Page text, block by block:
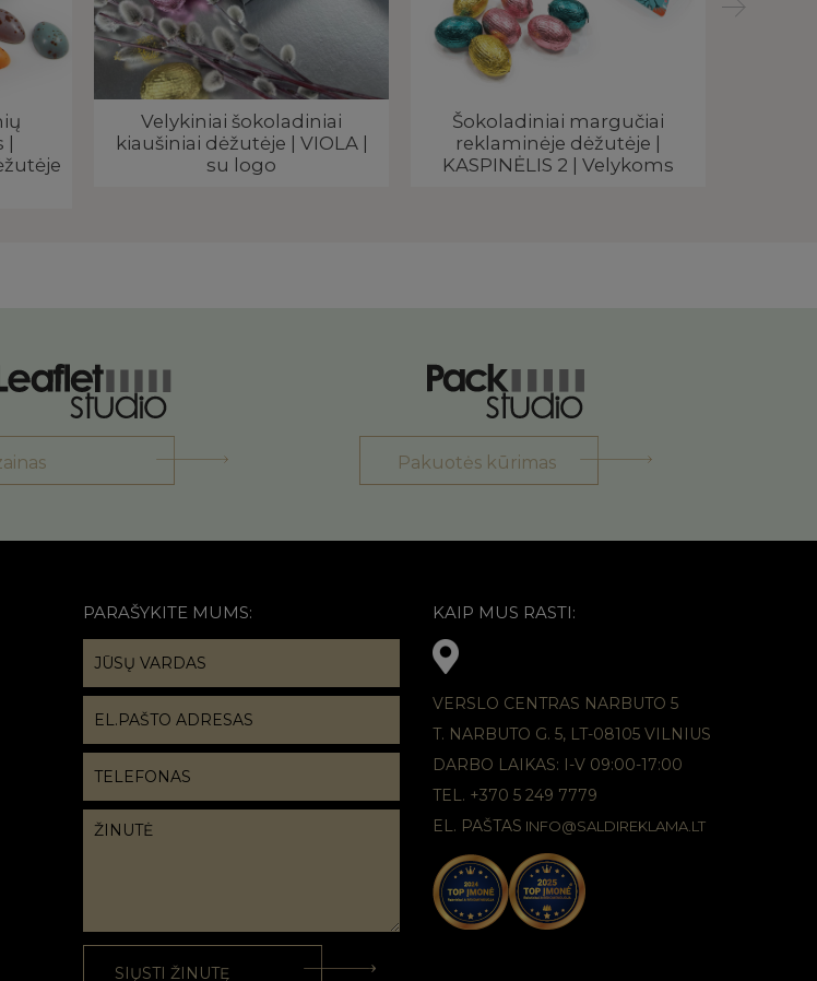
Velykiniai šokoladiniai
kiaušiniai dėžutėje | VIOLA |
su logo
Šokoladiniai margučiai
reklaminėje dėžutėje |
KASPINĖLIS 2 | Velykoms
Pakuotės kūrimas
PARAŠYKITE MUMS: KAIP MUS RASTI:
VERSLO CENTRAS NARBUTO 5
T. NARBUTO G. 5, LT-08105 VILNIUS
DARBO LAIKAS: I-V 09:00-17:00
TEL. +370 5 249 7779
EL. PAŠTAS INFO@SALDIREKLAMA.LT